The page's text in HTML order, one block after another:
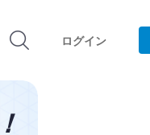
ログイン